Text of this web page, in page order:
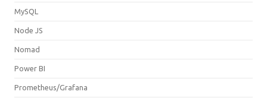
MySQL
Node JS
Nomad
Power BI
Prometheus/Grafana